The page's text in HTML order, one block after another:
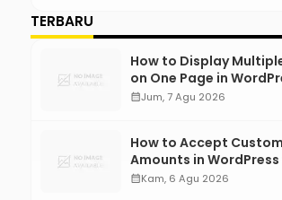
TERBARU
How to Display
on One Page in
calendar_monthJum, 7 Agu 2026
How to Accept
Amounts in
calendar_monthKam, 6 Agu 2026